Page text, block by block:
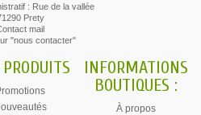
: Rue de la vallée
Prety
mail
"nous contacter"
INFORMATIONS
BOUTIQUES :
À propos